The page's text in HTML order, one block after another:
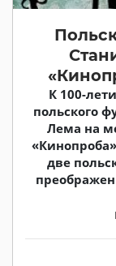
К 100-
польского
Лема на
две